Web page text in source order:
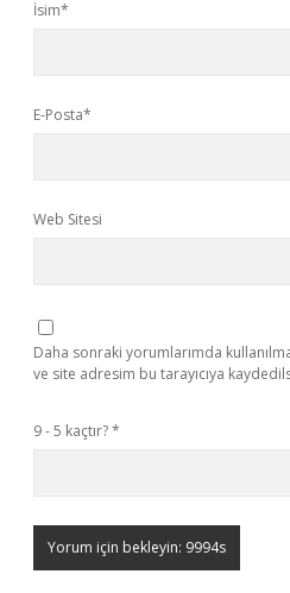
İsim*
E-Posta*
Web Sitesi
Daha sonraki yorumlarımda
ve site adresim bu tarayıcıya
9 - 5 kaçtır?*